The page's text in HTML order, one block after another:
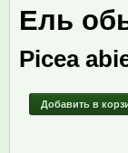
Ель
Picea
Добавить в